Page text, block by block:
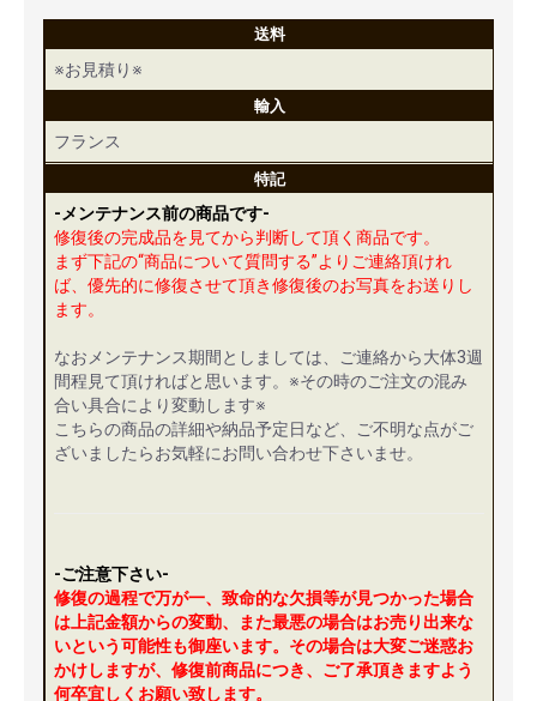
送料
※お見積り※
輸入
フランス
特記
-メンテナンス前の商品です-
修復後の完成品を見てから判断して頂く商品です。
まず下記の“商品について質問する”よりご連絡頂けれ
ば、優先的に修復させて頂き修復後のお写真をお送りし
ます。
なおメンテナンス期間としましては、ご連絡から大体3週
間程見て頂ければと思います。※その時のご注文の混み
合い具合により変動します※
こちらの商品の詳細や納品予定日など、ご不明な点がご
ざいましたらお気軽にお問い合わせ下さいませ。
-ご注意下さい-
修復の過程で万が一、致命的な欠損等が見つかった場合
は上記金額からの変動、また最悪の場合はお売り出来な
いという可能性も御座います。その場合は大変ご迷惑お
かけしますが、修復前商品につき、ご了承頂きますよう
何卒宜しくお願い致します。